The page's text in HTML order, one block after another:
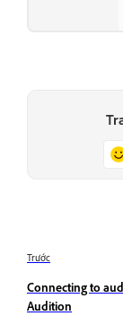
Trước
Connecting to
Audition